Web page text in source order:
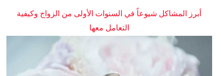
أبرز المشاكل شيوعاً في السنوات الأولى من الزواج وكيفية
التعامل معها